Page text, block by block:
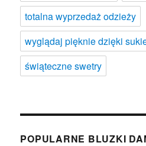
totalna wyprzedaż odzieży
wyglądaj pięknie dzięki
świąteczne swetry
POPULARNE BLUZKI